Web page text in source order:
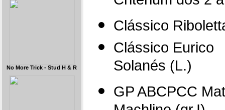
No More Trick - Stud H & R
Clássico
Clássico Eurico
Solanés (L.)
GP ABCPCC